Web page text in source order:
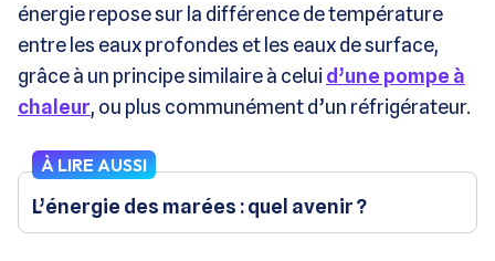
énergie repose sur la différence de température
entre les eaux profondes et les eaux de surface,
grâce à un principe similaire à celui d’une pompe à
chaleur, ou plus communément d’un réfrigérateur.
À LIRE AUSSI
L’énergie des marées : quel avenir ?